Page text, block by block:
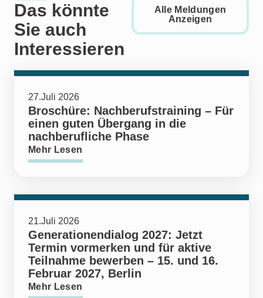
Das könnte
Sie auch
Interessieren
Alle Meldungen
Anzeigen
27.Juli 2026
Broschüre: Nachberufstraining – Für
einen guten Übergang in die
nachberufliche Phase
Mehr Lesen
21.Juli 2026
Generationendialog 2027: Jetzt
Termin vormerken und für aktive
Teilnahme bewerben – 15. und 16.
Februar 2027, Berlin
Mehr Lesen